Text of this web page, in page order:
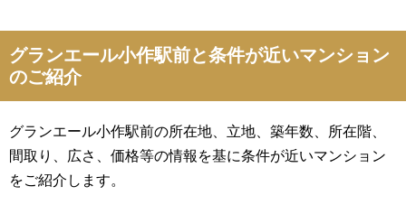
グランエール小作駅前と条件が近いマンション
のご紹介
グランエール小作駅前の所在地、立地、築年数、所在階、
間取り、広さ、価格等の情報を基に条件が近いマンション
をご紹介します。